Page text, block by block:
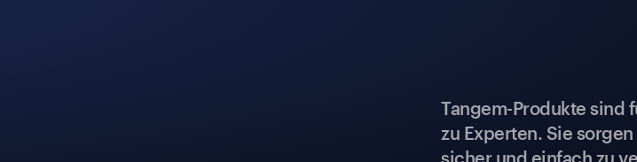
Tangem-Produkte sind
zu Experten. Sie
sicher und einfach zu